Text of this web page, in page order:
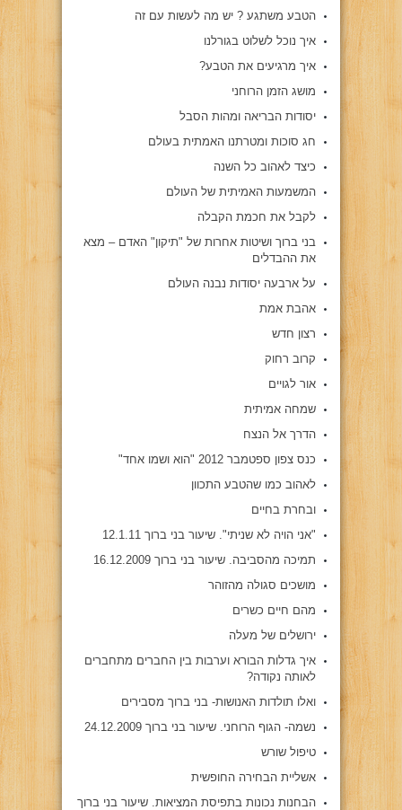
הטבע משתגע ? יש מה לעשות עם זה
איך נוכל לשלוט בגורלנו
איך מרגיעים את הטבע?
מושג הזמן הרוחני
יסודות הבריאה ומהות הסבל
חג סוכות ומטרתנו האמתית בעולם
כיצד לאהוב כל השנה
המשמעות האמיתית של העולם
לקבל את חכמת הקבלה
בני ברוך ושיטות אחרות של "תיקון" האדם – מצא
את ההבדלים
על ארבעה יסודות נבנה העולם
אהבת אמת
רצון חדש
קרוב רחוק
אור לגויים
שמחה אמיתית
הדרך אל הנצח
כנס צפון ספטמבר 2012 "הוא ושמו אחד"
לאהוב כמו שהטבע התכוון
ובחרת בחיים
"אני הויה לא שניתי". שיעור בני ברוך 12.1.11
תמיכה מהסביבה. שיעור בני ברוך 16.12.2009
מושכים סגולה מהזוהר
מהם חיים כשרים
ירושלים של מעלה
איך גדלות הבורא וערבות בין החברים מתחברים
לאותה נקודה?
ואלו תולדות האנושות- בני ברוך מסבירים
נשמה- הגוף הרוחני. שיעור בני ברוך 24.12.2009
טיפול שורש
אשליית הבחירה החופשית
הבחנות נכונות בתפיסת המציאות. שיעור בני ברוך